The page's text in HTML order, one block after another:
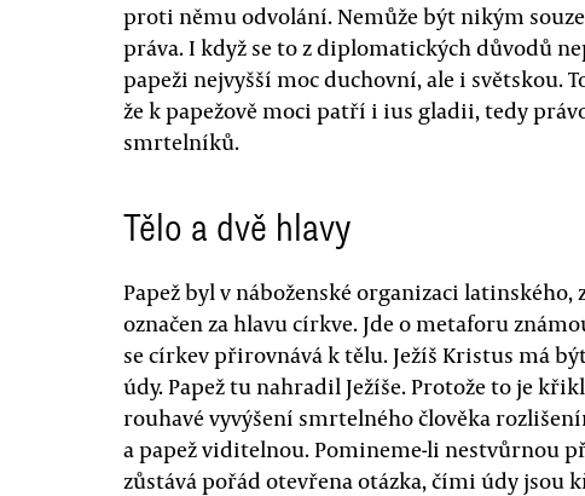
proti němu odvolání. Nemůže být nikým
práva. I když se to z diplomatických důvodů
papeži nejvyšší moc duchovní, ale i světskou.
že k papežově moci patří i ius gladii, tedy
smrtelníků.
Tělo a dvě hlavy
Papež byl v náboženské organizaci
označen za hlavu církve. Jde o metaforu
se církev přirovnává k tělu. Ježíš Kristus má
údy. Papež tu nahradil Ježíše. Protože to je
rouhavé vyvýšení smrtelného člověka
a papež viditelnou. Pomineme-li nestvůrnou
zůstává pořád otevřena otázka, čími údy jsou